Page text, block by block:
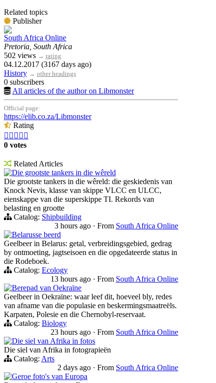
Related topics
Publisher
South Africa Online
Pretoria, South Africa
502 views → rating
04.12.2017 (3167 days ago)
History → other headings
0 subscribers
All articles of the author on Libmonster
Official page:
https://elib.co.za/Libmonster
Rating
    
0 votes
Related Articles
Die grootste tankers in die wêreld
Die grootste tankers in die wêreld: die geskiedenis van
Knock Nevis, klasse van skippe VLCC en ULCC,
eienskappe van die superskippe TI. Rekords van
belasting en grootte
Catalog: Shipbuilding
3 hours ago · From South Africa Online
Belarusse beerd
Geelbeer in Belarus: getal, verbreidingsgebied, gedrag
by ontmoeting, jagtseisoen en die opgedateerde status in
die Rodeboek.
Catalog: Ecology
13 hours ago · From South Africa Online
Berepad van Oekraïne
Geelbeer in Oekraïne: waar leef dit, hoeveel bly, redes
van afname van die populasie en beskermingsmaatreëls.
Karpaten, Polesie en die Chernobyl-reservaat.
Catalog: Biology
23 hours ago · From South Africa Online
Die siel van Afrika in fotos
Die siel van Afrika in fotograpieën
Catalog: Arts
2 days ago · From South Africa Online
Geroe foto's van Europa